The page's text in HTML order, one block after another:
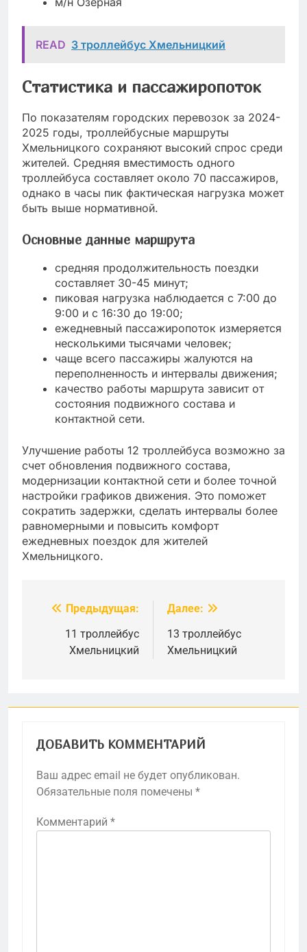
READ 3 троллейбус Хмельницкий
Статистика и пассажиропоток
По показателям городских перевозок за 2024-
2025 годы, троллейбусные маршруты
Хмельницкого сохраняют высокий спрос среди
жителей. Средняя вместимость одного
троллейбуса составляет около 70 пассажиров,
однако в часы пик фактическая нагрузка может
быть выше нормативной.
Основные данные маршрута
средняя продолжительность поездки
составляет 30-45 минут;
пиковая нагрузка наблюдается с 7:00 до
9:00 и с 16:30 до 19:00;
ежедневный пассажиропоток измеряется
несколькими тысячами человек;
чаще всего пассажиры жалуются на
переполненность и интервалы движения;
качество работы маршрута зависит от
состояния подвижного состава и
контактной сети.
Улучшение работы 12 троллейбуса возможно за
счет обновления подвижного состава,
модернизации контактной сети и более точной
настройки графиков движения. Это поможет
сократить задержки, сделать интервалы более
равномерными и повысить комфорт
ежедневных поездок для жителей
Хмельницкого.
Навигация
Предыдущая:
11 троллейбус
Хмельницкий
Далее:
13 троллейбус
Хмельницкий
ДОБАВИТЬ КОММЕНТАРИЙ
Ваш адрес email не будет опубликован.
Обязательные поля помечены *
Комментарий *